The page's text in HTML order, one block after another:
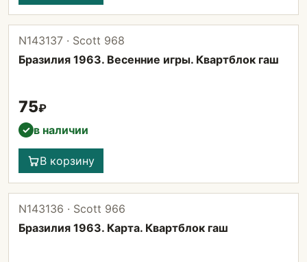
N143137 · Scott 968
Бразилия 1963. Весенние игры. Квартблок гаш
75₽
✓ в наличии
В корзину
N143136 · Scott 966
Бразилия 1963. Карта. Квартблок гаш